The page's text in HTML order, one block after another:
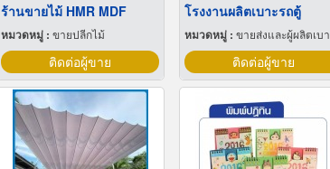
ร้านขายไม้ HMR MDF
หมวดหมู่ :ขายปลีกไม้
ติดต่อผู้ขาย
โรงงานผลิตเบาะรถตู้
หมวดหมู่ : ขายส่งและผู้ผลิตเบาะรถยนต์และรถจักรยานยนต์
ติดต่อผู้ขาย